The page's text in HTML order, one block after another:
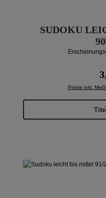
SUDOKU
Preise inkl.